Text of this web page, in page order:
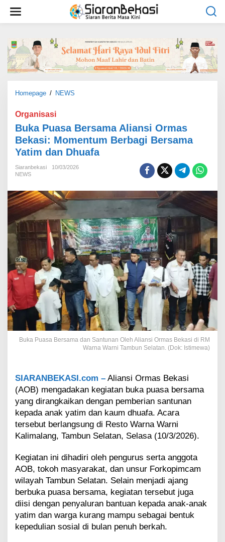
w
Homepage / NEWS
P
u
a
a
r
a
m
a
A
l
i
a
n
s
i
O
m
a
k
a
s
:
M
o
e
u
m
B
e
b
Organisasi
Buka Puasa Bersama Aliansi Ormas
Bekasi: Momentum Berbagi Bersama
Yatim dan Dhuafa
Siaranbekasi
10/03/2026
NEWS
Buka Puasa Bersama dan Santunan Oleh Aliansi Ormas Bekasi di RM
Warna Warni Tambun Selatan. (Dok: Istimewa)
SIARANBEKASI.com – Aliansi Ormas Bekasi
(AOB) mengadakan kegiatan buka puasa bersama
yang dirangkaikan dengan pemberian santunan
kepada anak yatim dan kaum dhuafa. Acara
tersebut berlangsung di Resto Warna Warni
Kalimalang, Tambun Selatan, Selasa (10/3/2026).
Kegiatan ini dihadiri oleh pengurus serta anggota
AOB, tokoh masyarakat, dan unsur Forkopimcam
wilayah Tambun Selatan. Selain menjadi ajang
berbuka puasa bersama, kegiatan tersebut juga
diisi dengan penyaluran bantuan kepada anak-anak
yatim dan warga kurang mampu sebagai bentuk
kepedulian sosial di bulan penuh berkah.